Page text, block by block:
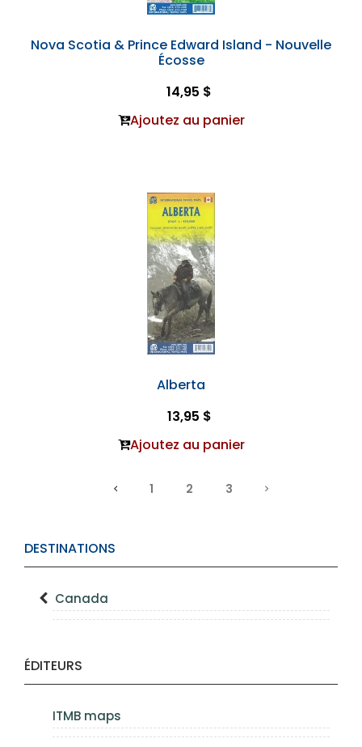
DESTINATIONS
Canada
ÉDITEURS
ITMB maps
Nova Scotia & Prince Edward Island - Nouvelle
Écosse
14,95 $
Ajoutez au panier
Alberta
13,95 $
Ajoutez au panier
1 2 3